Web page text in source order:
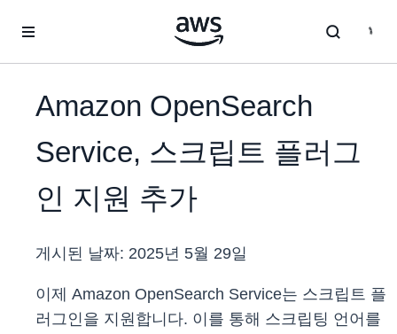
Amazon OpenSearch
Service, 스크립트 플러그
인 지원 추가
게시된 날짜: 2025년 5월 29일
이제 Amazon OpenSearch Service는 스크립트 플
러그인을 지원합니다. 이를 통해 스크립팅 언어를